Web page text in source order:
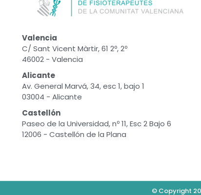
Valencia
C/ Sant Vicent Màrtir, 61 2º, 2º
46002 - Valencia
Alicante
Av. General Marvá, 34, esc 1, bajo 1
03004 - Alicante
Castellón
Paseo de la Universidad, nº 11, Esc 2 Bajo 6
12006 - Castellón de la Plana
© Copyright